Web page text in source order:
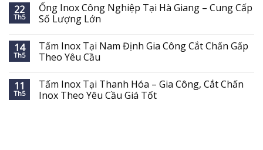
22
Th5
Ống Inox Công Nghiệp Tại Hà Giang – Cung Cấp
Số Lượng Lớn
14
Th5
Tấm Inox Tại Nam Định Gia Công Cắt Chấn Gấp
Theo Yêu Cầu
11
Th5
Tấm Inox Tại Thanh Hóa – Gia Công, Cắt Chấn
Inox Theo Yêu Cầu Giá Tốt